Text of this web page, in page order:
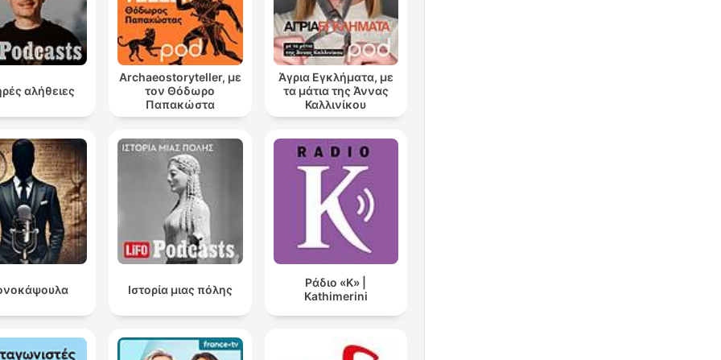
αλήθειες
Archaeostoryteller, με
τον Θόδωρο
Παπακώστα
Άγρια Εγκλήματα, με
τα μάτια της Άννας
Καλλινίκου
Ιστορία μιας πόλης
Ράδιο «Κ» |
Kathimerini